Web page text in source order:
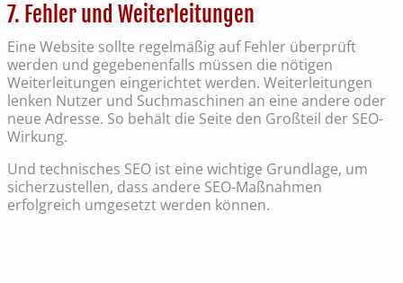
7. Fehler und Weiterleitungen
Eine Website sollte regelmäßig auf Fehler überprüft
werden und gegebenenfalls müssen die nötigen
Weiterleitungen eingerichtet werden. Weiterleitungen
lenken Nutzer und Suchmaschinen an eine andere oder
neue Adresse. So behält die Seite den Großteil der SEO-
Wirkung.
Und technisches SEO ist eine wichtige Grundlage, um
sicherzustellen, dass andere SEO-Maßnahmen
erfolgreich umgesetzt werden können.